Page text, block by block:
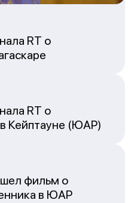
RT о
RT о
Кейптауне (ЮАР)
фильм о
в ЮАР